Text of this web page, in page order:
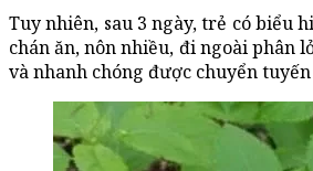
Tuy nhiên, sau 3 ngày, trẻ có biểu
chán ăn, nôn nhiều, đi ngoài phân
và nhanh chóng được chuyển